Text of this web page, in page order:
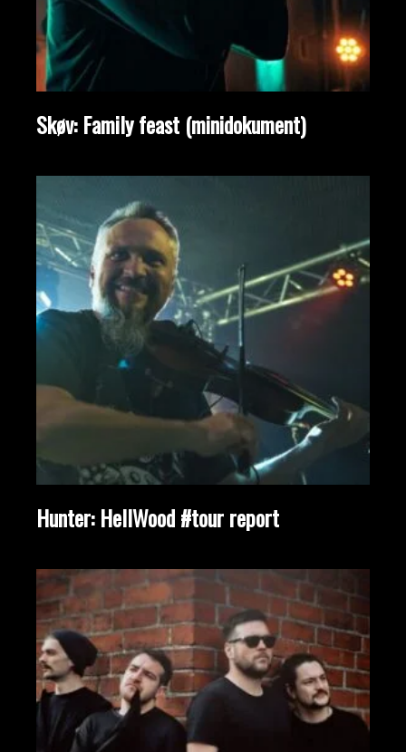
Skøv: Family feast (minidokument)
Hunter: HellWood #tour report